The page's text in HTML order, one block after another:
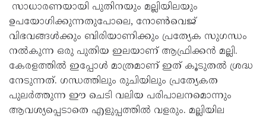
സാധാരണയായി പുതിനയും മല്ലിയിലയും
ഉപയോഗിക്കുന്നതുപോലെ, നോൺവെജ്
വിഭവങ്ങൾക്കും ബിരിയാണിക്കും പ്രത്യേക സുഗന്ധം
നൽകുന്ന ഒരു പുതിയ ഇലയാണ് ആഫ്രിക്കൻ മല്ലി.
കേരളത്തിൽ ഇപ്പോൾ മാത്രമാണ് ഇത് കൂടുതൽ ശ്രദ്ധ
നേടുന്നത്. ഗന്ധത്തിലും രുചിയിലും പ്രത്യേകത
പുലർത്തുന്ന ഈ ചെടി വലിയ പരിപാലനമൊന്നും
ആവശ്യപ്പെടാതെ എളുപ്പത്തിൽ വളരും. മല്ലിയില